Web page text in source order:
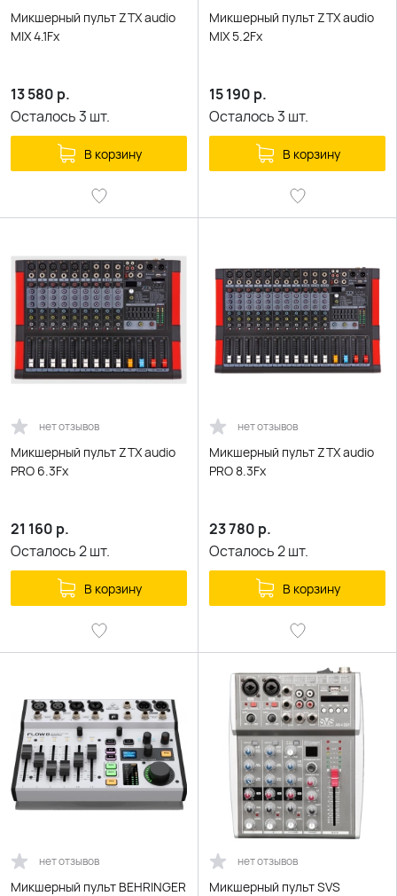
Микшерный пульт ZTX audio
MIX 4.1Fx
13 580 р.
Осталось3 шт.
В корзину
Микшерный пульт ZTX audio
MIX 5.2Fx
15 190 р.
Осталось3 шт.
В корзину
нет отзывов
Микшерный пульт ZTX audio
PRO 6.3Fx
21 160 р.
Осталось2шт.
В корзину
нет отзывов
Микшерный пульт ZTX audio
PRO 8.3Fx
23 780 р.
Осталось2шт.
В корзину
нет отзывов
Микшерный пульт BEHRINGER
нет отзывов
Микшерный пульт SVS